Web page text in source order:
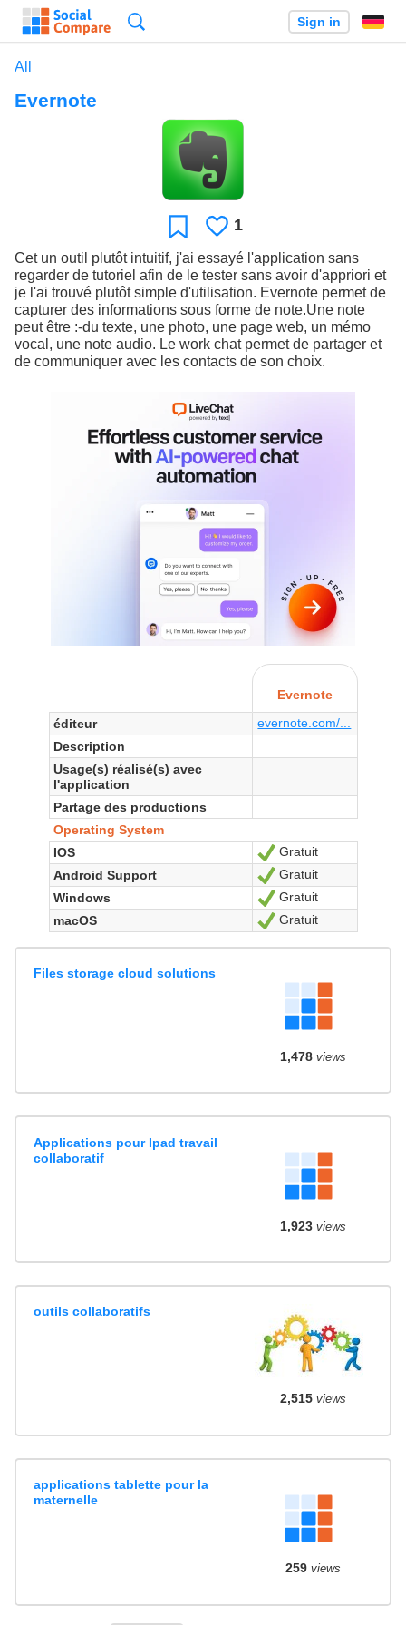
Sign in
All
Evernote
FavoriteLikes
1
Cet un outil plutôt intuitif, j'ai essayé l'application sans
regarder de tutoriel afin de le tester sans avoir d'appriori et
je l'ai trouvé plutôt simple d'utilisation. Evernote permet de
capturer des informations sous forme de note.Une note
peut être :-du texte, une photo, une page web, un mémo
vocal, une note audio. Le work chat permet de partager et
de communiquer avec les contacts de son choix.
Evernote
éditeur
evernote.com/...
Description
Usage(s) réalisé(s) avec
l'application
Partage des productions
Operating System
IOS
Ja
Gratuit
Android Support
Ja
Gratuit
Windows
Ja
Gratuit
macOS
Ja
Gratuit
Files storage cloud solutions
1,478views
Applications pour Ipad travail
collaboratif
1,923views
outils collaboratifs
2,515views
applications tablette pour la
maternelle
259views